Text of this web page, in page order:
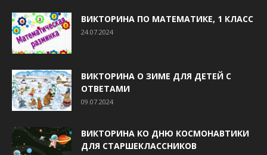
ВИКТОРИНА ПО МАТЕМАТИКЕ, 1 КЛАСС
24.07.2024
ВИКТОРИНА О ЗИМЕ ДЛЯ ДЕТЕЙ С
ОТВЕТАМИ
09.07.2024
ВИКТОРИНА КО ДНЮ КОСМОНАВТИКИ
ДЛЯ СТАРШЕКЛАССНИКОВ